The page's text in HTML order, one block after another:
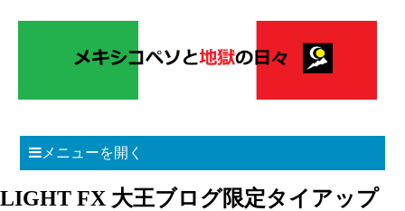
メニューを開く
LIGHT FX 大王ブログ限定タイアップ